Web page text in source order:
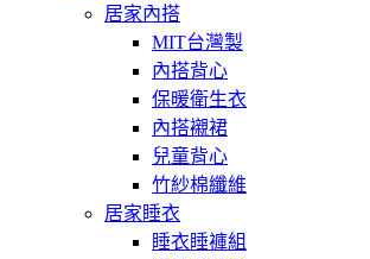
居家內搭
MIT台灣製
內搭背心
保暖衛生衣
內搭襯裙
兒童背心
竹紗棉纖維
居家睡衣
睡衣睡褲組